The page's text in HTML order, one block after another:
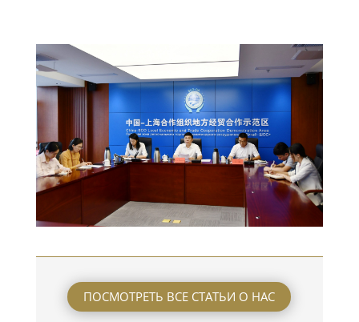
ПОСМОТРЕТЬ ВСЕ СТАТЬИ О НАС